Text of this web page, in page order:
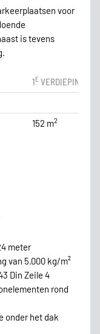
voor
is tevens
1E VERDIEPING
152 m2
meter
van 5.000 kg/m²
Din Zeile 4
rond
onder het dak